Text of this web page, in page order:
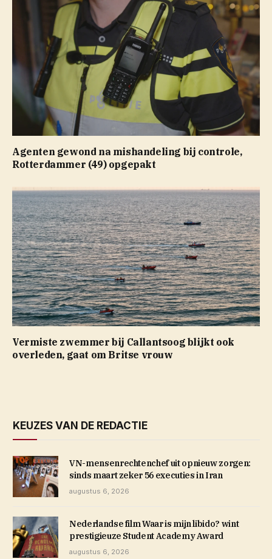
Agenten gewond na mishandeling bij controle,
Rotterdammer (49) opgepakt
Vermiste zwemmer bij Callantsoog blijkt ook
overleden, gaat om Britse vrouw
KEUZES VAN DE REDACTIE
VN-mensenrechtenchef uit opnieuw zorgen:
sinds maart zeker 56 executies in Iran
augustus 6, 2026
Nederlandse film Waar is mijn libido? wint
prestigieuze Student Academy Award
augustus 6, 2026